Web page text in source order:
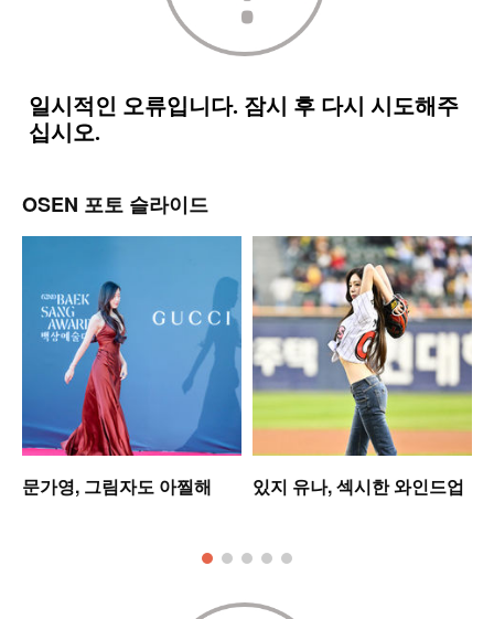
OSEN 포토 슬라이드
문가영, 그림자도 아찔해 있지 유나, 섹시한 와인드업